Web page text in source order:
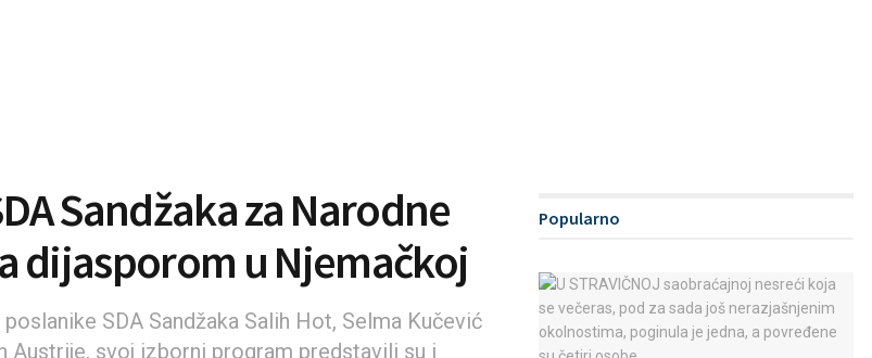
Sandžaka za Narodne
dijasporom u Njemačkoj
SDA Sandžaka Salih Hot, Selma Kučević
Austrije, svoj izborni program predstavili su i
Popularno